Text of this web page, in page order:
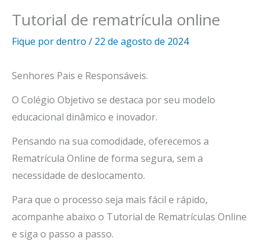
Tutorial de rematrícula online
Fique por dentro / 22 de agosto de 2024
Senhores Pais e Responsáveis.
O Colégio Objetivo se destaca por seu modelo
educacional dinâmico e inovador.
Pensando na sua comodidade, oferecemos a
Rematrícula Online de forma segura, sem a
necessidade de deslocamento.
Para que o processo seja mais fácil e rápido,
acompanhe abaixo o Tutorial de Rematrículas Online
e siga o passo a passo.